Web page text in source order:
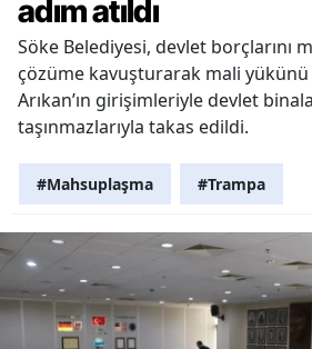
adım atıldı
Söke Belediyesi, devlet borçlarını
çözüme kavuşturarak mali
Arıkan’ın girişimleriyle devlet
taşınmazlarıyla takas edildi.
#Mahsuplaşma #Trampa